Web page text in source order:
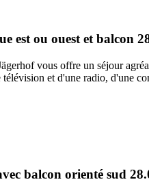
est ou ouest et balcon
vous offre un séjour
et d'une radio, d'une
balcon orienté sud